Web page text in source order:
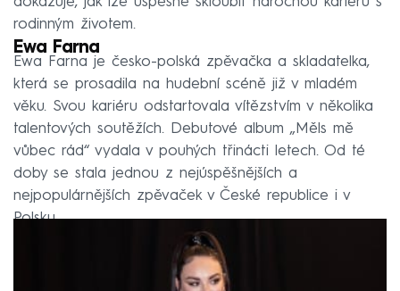
rodinným životem.
Ewa Farna
Ewa Farna je česko-polská zpěvačka a skladatelka,
která se prosadila na hudební scéně již v mladém
věku. Svou kariéru odstartovala vítězstvím v několika
talentových soutěžích. Debutové album „Měls mě
vůbec rád“ vydala v pouhých třinácti letech. Od té
doby se stala jednou z nejúspěšnějších a
nejpopulárnějších zpěvaček v České republice i v
Polsku.